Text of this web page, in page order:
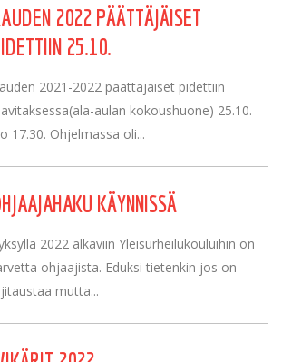
2022 PÄÄTTÄJÄISET
25.10.
2021-2022 päättäjäiset pidettiin
aulan kokoushuone) 25.10.
17.30. Ohjelmassa oli...
KÄYNNISSÄ
2022 alkaviin Yleisurheilukouluihin on
ohjaajista. Eduksi tietenkin jos on
mutta...